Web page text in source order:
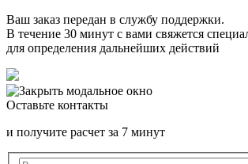
Ваш заказ передан в службу поддержки.
В течение 30 минут с вами свяжется
для определения дальнейших действий
Оставьте контакты
и получите расчет за 7 минут